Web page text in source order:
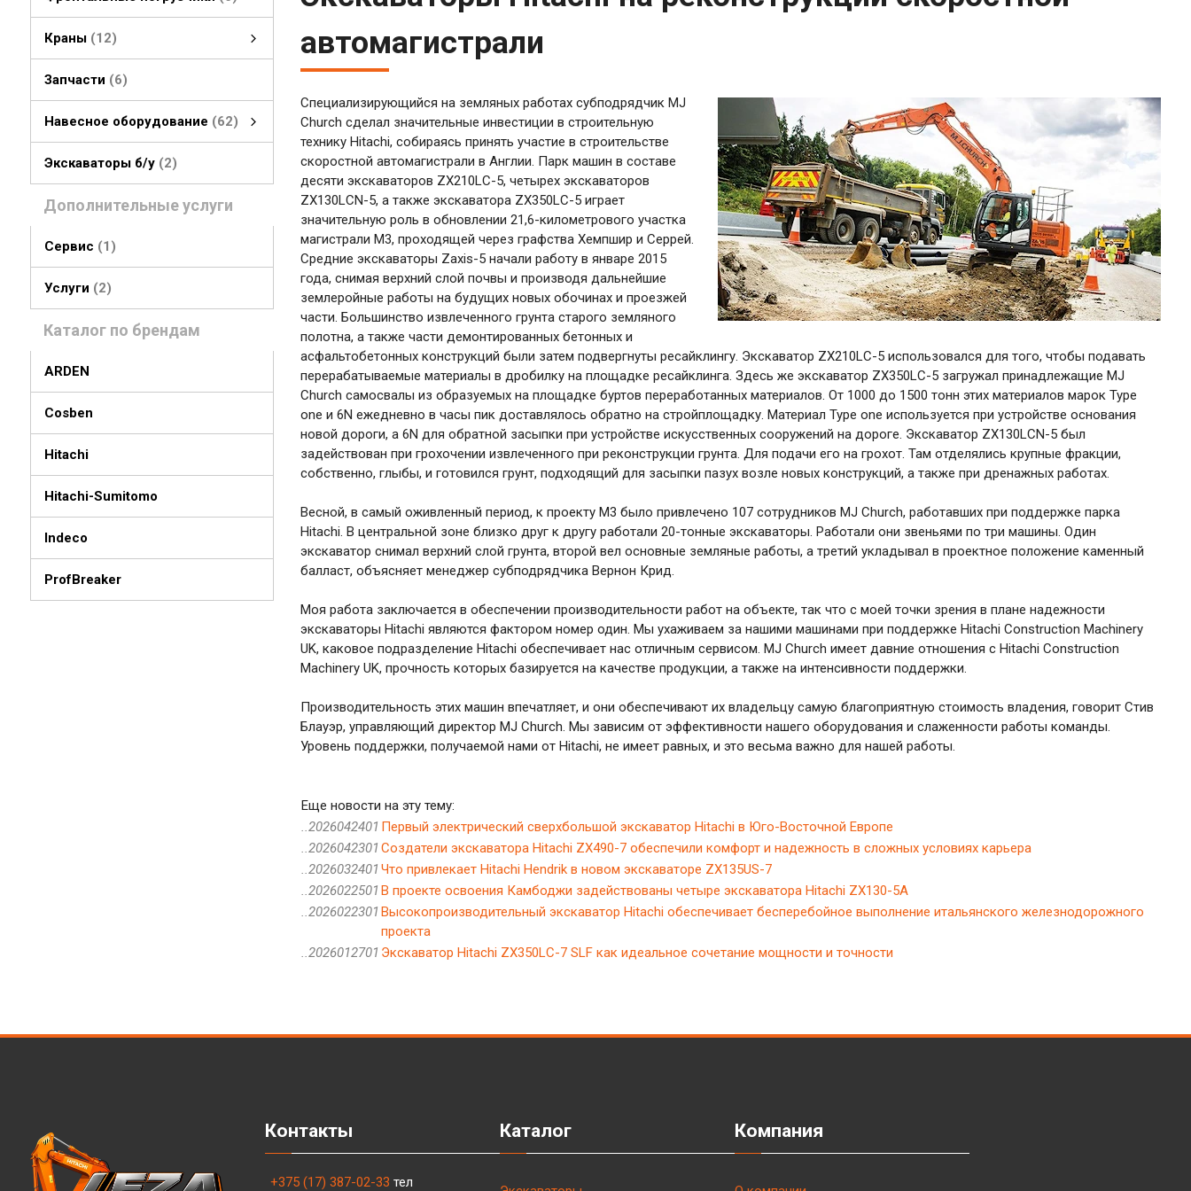
Краны 12
Запчасти 6
Навесное оборудование 62
Экскаваторы б/у 2
Дополнительные услуги
Сервис 1
Услуги 2
Каталог по брендам
ARDEN
Cosben
Hitachi
Hitachi-Sumitomo
Indeco
ProfBreaker
автомагистрали
Специализирующийся на земляных работах субподрядчик MJ
Church сделал значительные инвестиции в строительную
технику Hitachi, собираясь принять участие в строительстве
скоростной автомагистрали в Англии. Парк машин в составе
десяти экскаваторов ZX210LC-5, четырех экскаваторов
ZX130LCN-5, а также экскаватора ZX350LC-5 играет
значительную роль в обновлении 21,6-километрового участка
магистрали М3, проходящей через графства Хемпшир и Серрей.
Средние экскаваторы Zaxis-5 начали работу в январе 2015
года, снимая верхний слой почвы и производя дальнейшие
землеройные работы на будущих новых обочинах и проезжей
части. Большинство извлеченного грунта старого земляного
полотна, а также части демонтированных бетонных и
асфальтобетонных конструкций были затем подвергнуты ресайклингу. Экскаватор ZX210LC-5 использовался для того, чтобы подавать
перерабатываемые материалы в дробилку на площадке ресайклинга. Здесь же экскаватор ZX350LC-5 загружал принадлежащие MJ
Church самосвалы из образуемых на площадке буртов переработанных материалов. От 1000 до 1500 тонн этих материалов марок Type
one и 6N ежедневно в часы пик доставлялось обратно на стройплощадку. Материал Type one используется при устройстве основания
новой дороги, а 6N для обратной засыпки при устройстве искусственных сооружений на дороге. Экскаватор ZX130LCN-5 был
задействован при грохочении извлеченного при реконструкции грунта. Для подачи его на грохот. Там отделялись крупные фракции,
собственно, глыбы, и готовился грунт, подходящий для засыпки пазух возле новых конструкций, а также при дренажных работах.
Весной, в самый оживленный период, к проекту М3 было привлечено 107 сотрудников MJ Church, работавших при поддержке парка
Hitachi. В центральной зоне близко друг к другу работали 20-тонные экскаваторы. Работали они звеньями по три машины. Один
экскаватор снимал верхний слой грунта, второй вел основные земляные работы, а третий укладывал в проектное положение каменный
балласт, объясняет менеджер субподрядчика Вернон Крид.
Моя работа заключается в обеспечении производительности работ на объекте, так что с моей точки зрения в плане надежности
экскаваторы Hitachi являются фактором номер один. Мы ухаживаем за нашими машинами при поддержке Hitachi Construction Machinery
UK, каковое подразделение Hitachi обеспечивает нас отличным сервисом. MJ Church имеет давние отношения с Hitachi Construction
Machinery UK, прочность которых базируется на качестве продукции, а также на интенсивности поддержки.
Производительность этих машин впечатляет, и они обеспечивают их владельцу самую благоприятную стоимость владения, говорит Стив
Блауэр, управляющий директор MJ Church. Мы зависим от эффективности нашего оборудования и слаженности работы команды.
Уровень поддержки, получаемой нами от Hitachi, не имеет равных, и это весьма важно для нашей работы.
Еще новости на эту тему:
..2026042401 Первый электрический сверхбольшой экскаватор Hitachi в Юго-Восточной Европе
..2026042301 Создатели экскаватора Hitachi ZX490-7 обеспечили комфорт и надежность в сложных условиях карьера
..2026032401 Что привлекает Hitachi Hendrik в новом экскаваторе ZX135US-7
..2026022501 В проекте освоения Камбоджи задействованы четыре экскаватора Hitachi ZX130-5A
..2026022301 Высокопроизводительный экскаватор Hitachi обеспечивает бесперебойное выполнение итальянского железнодорожного
проекта
..2026012701 Экскаватор Hitachi ZX350LC-7 SLF как идеальное сочетание мощности и точности
Контакты
+375 (17) 387-02-33 тел
Каталог Компания